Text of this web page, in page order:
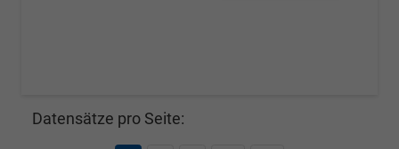
Datensätze pro Seite: